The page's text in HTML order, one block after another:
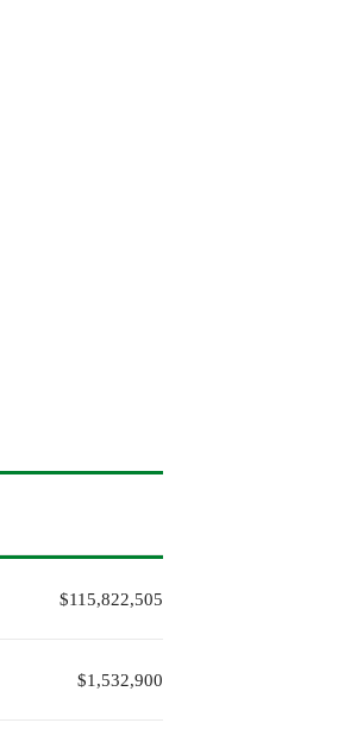
$115,822,505
$1,532,900